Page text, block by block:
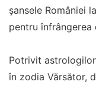
șansele României
pentru înfrângerea
Potrivit
în zodia Vărsător,